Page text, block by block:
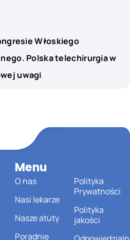
Włoskiego
Polska telechirurgia w
uwagi
Menu
O nas
Nasi lekarze
Nasze atuty
Poradnie
Polityka
Prywatności
Polityka
jakości